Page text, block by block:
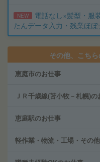
NEW
電話なし×髪型・服
たんデータ入力・残業ほぼ
その他、こち
恵庭市のお仕事
ＪＲ千歳線(苫小牧－札幌)の
恵庭駅のお仕事
軽作業・物流・工場・その